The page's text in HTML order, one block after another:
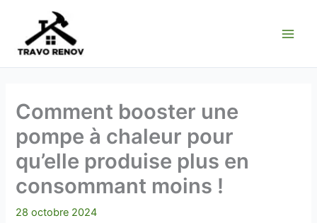
contenu
Comment booster une
pompe à chaleur pour
qu’elle produise plus en
consommant moins !
28 octobre 2024